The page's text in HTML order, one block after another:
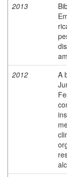
2013
2012
A